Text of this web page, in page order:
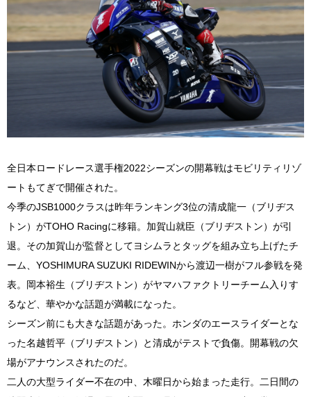
全日本ロードレース選手権2022シーズンの開幕戦はモビリティリゾ
ートもてぎで開催された。
今季のJSB1000クラスは昨年ランキング3位の清成龍一（ブリヂス
トン）がTOHO Racingに移籍。加賀山就臣（ブリヂストン）が引
退。その加賀山が監督としてヨシムラとタッグを組み立ち上げたチ
ーム、YOSHIMURA SUZUKI RIDEWINから渡辺一樹がフル参戦を発
表。岡本裕生（ブリヂストン）がヤマハファクトリーチーム入りす
るなど、華やかな話題が満載になった。
シーズン前にも大きな話題があった。ホンダのエースライダーとな
った名越哲平（ブリヂストン）と清成がテストで負傷。開幕戦の欠
場がアナウンスされたのだ。
二人の大型ライダー不在の中、木曜日から始まった走行。二日間の